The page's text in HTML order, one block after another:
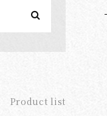
Product list